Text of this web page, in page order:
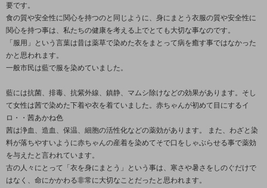
要です。
食の質や安全性に関心を持つのと同じように、身にまとう衣服の質や安全性に
関心を持つ事は、私たちの健康を考える上でとても大切な事なのです。
「服用」という言葉は昔は薬草で染めた衣をまとって病を癒す事ではなかった
かと思われます。
一般市民は藍で服を染めていました。
藍には抗菌、排毒、抗紫外線、鎮静、マムシ除けなどの効果があります。そし
て女性は茜で染めた下着や衣を着ていました。赤ちゃんが初めて目にするイ
ロ・・茜あかね色
茜は浄血、造血、保温、細胞の活性化などの薬効があります。 また、わざと染
料が落ちやすいように赤ちゃんの産着を染めてそで口をしゃぶらせる事で薬効
を与えたと言われています。
古の人々にとって「衣を身にまとう」という事は、寒さや暑さをしのぐだけで
はなく、命にかかわる非常に大切なことだったと思われます。